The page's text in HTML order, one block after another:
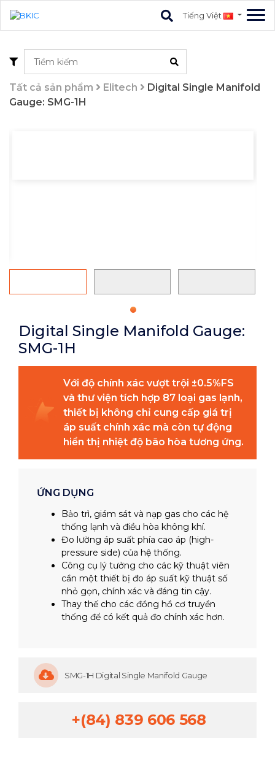
Tiếng Việt
Tất cả sản phẩm Elitech
Digital Single Manifold
Gauge: SMG-1H
Digital Single Manifold Gauge:
SMG-1H
Với độ chính xác vượt trội ±0.5%FS
và thư viện tích hợp 87 loại gas lạnh,
thiết bị không chỉ cung cấp giá trị
áp suất chính xác mà còn tự động
hiển thị nhiệt độ bão hòa tương ứng.
ỨNG DỤNG
Bảo trì, giám sát và nạp gas cho các hệ
thống lạnh và điều hòa không khí.
Đo lường áp suất phía cao áp (high-
pressure side) của hệ thống.
Công cụ lý tưởng cho các kỹ thuật viên
cần một thiết bị đo áp suất kỹ thuật số
nhỏ gọn, chính xác và đáng tin cậy.
Thay thế cho các đồng hồ cơ truyền
thống để có kết quả đo chính xác hơn.
SMG-1H Digital Single Manifold Gauge
+(84) 839 606 568